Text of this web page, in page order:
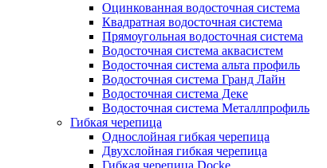
Оцинкованная водосточная система
Квадратная водосточная система
Прямоугольная водосточная система
Водосточная система аквасистем
Водосточная система альта профиль
Водосточная система Гранд Лайн
Водосточная система Деке
Водосточная система Металлпрофиль
Гибкая черепица
Однослойная гибкая черепица
Двухслойная гибкая черепица
Гибкая черепица Docke